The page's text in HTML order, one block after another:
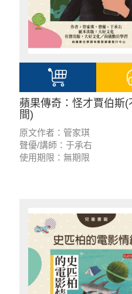
蘋果傳奇：怪才賈伯斯(
間)
原文作者：管家琪
聲優/講師：于承右
使用期限：無期限